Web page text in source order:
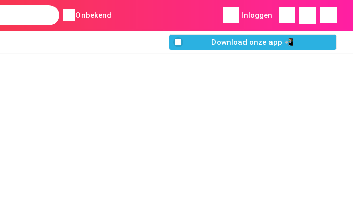
Onbekend Inloggen
Download onze app 📲